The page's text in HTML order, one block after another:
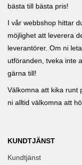
bästa till bästa pris!
I vår webbshop hittar
möjlighet att leverera
leverantörer. Om ni
utföranden, tveka inte
gärna till!
Välkomna att kika runt
ni alltid välkomna att
KUNDTJÄNST
Kundtjänst